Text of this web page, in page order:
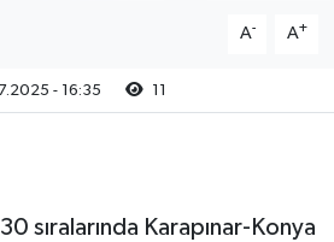
A- A+
- 16:35 11
sıralarında Karapınar-Konya